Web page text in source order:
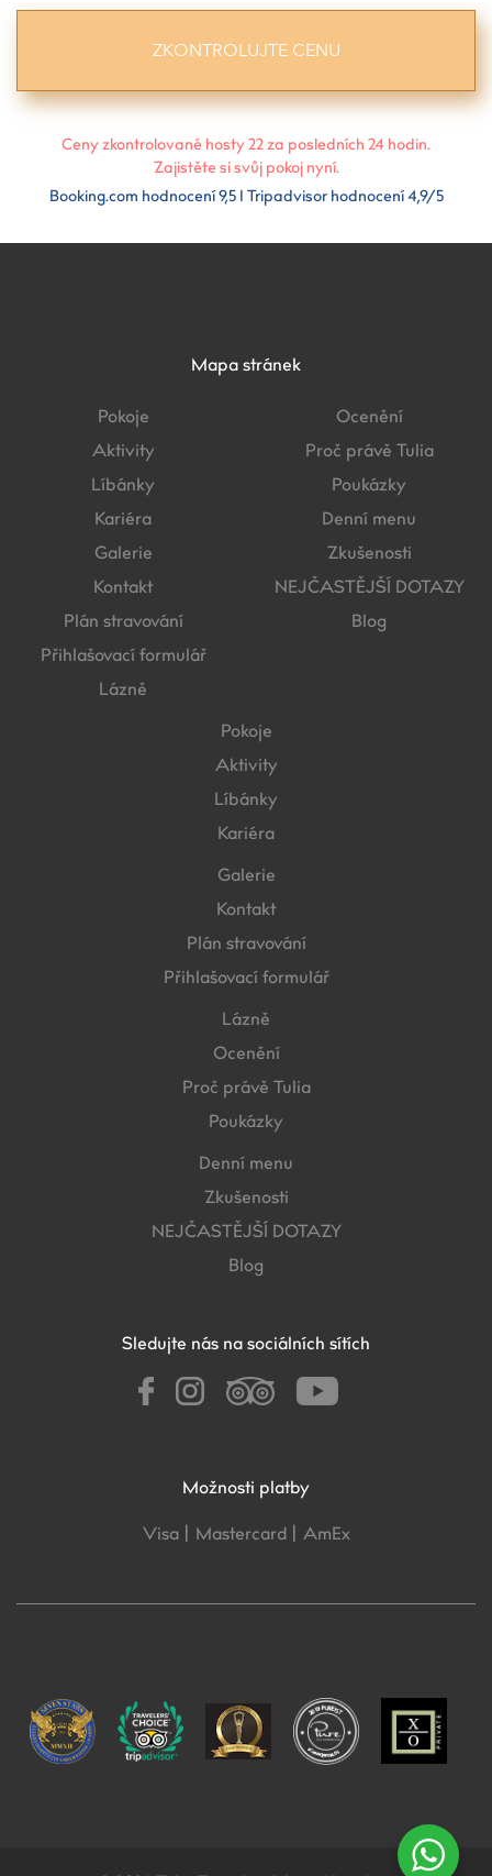
Ceny zkontrolované hosty 22 za posledních 24 hodin.
Zajistěte si svůj pokoj nyní.
Booking.com hodnocení 9,5 I Tripadvisor hodnocení 4,9/5
Mapa stránek
Pokoje
Aktivity
Líbánky
Kariéra
Galerie
Kontakt
Plán stravování
Přihlašovací formulář
Lázně
Ocenění
Proč právě Tulia
Poukázky
Denní menu
Zkušenosti
NEJČASTĚJŠÍ DOTAZY
Blog
Pokoje
Aktivity
Líbánky
Kariéra
Galerie
Kontakt
Plán stravování
Přihlašovací formulář
Lázně
Ocenění
Proč právě Tulia
Poukázky
Denní menu
Zkušenosti
NEJČASTĚJŠÍ DOTAZY
Blog
Sledujte nás na sociálních sítích
Možnosti platby
Visa | Mastercard | AmEx